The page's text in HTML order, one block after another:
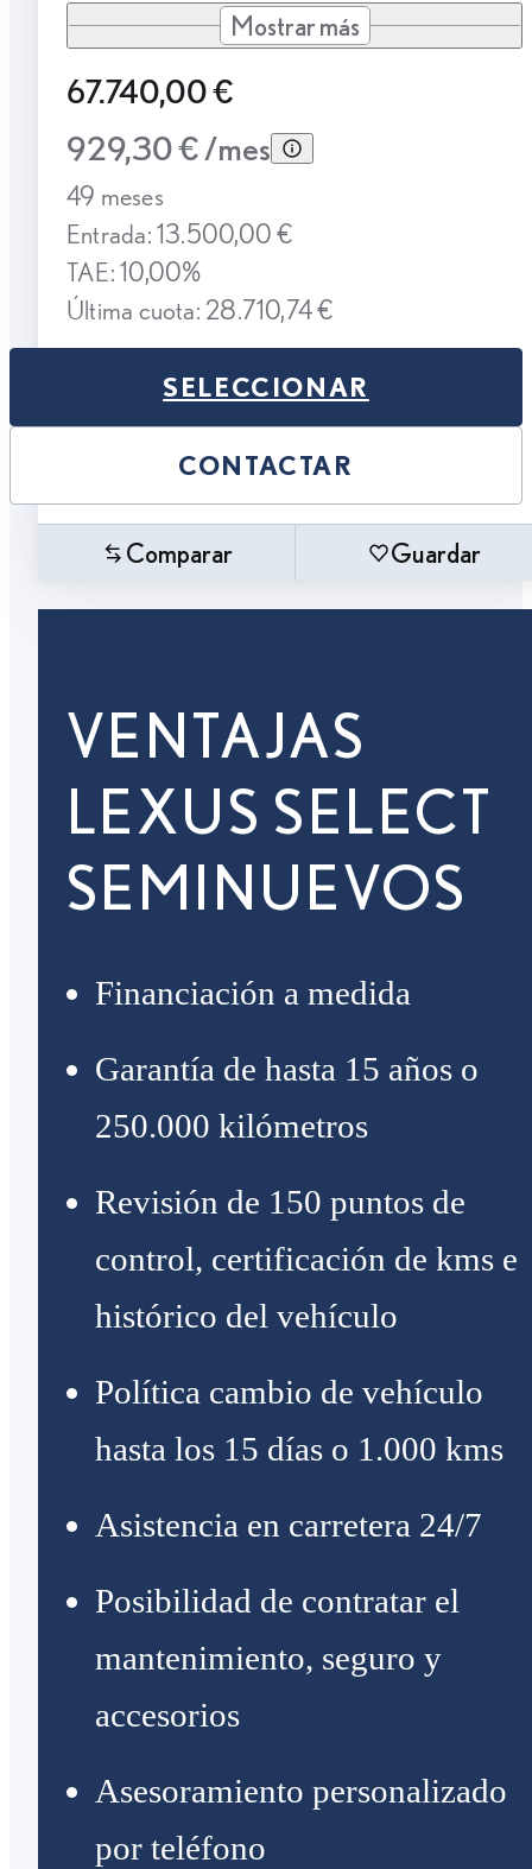
Mostrar más
67.740,00 €
929,30 € /mes
49 meses
Entrada: 13.500,00 €
TAE: 10,00%
Última cuota: 28.710,74 €
SELECCIONAR
CONTACTAR
Comparar Guardar
VENTAJAS
LEXUS SELECT
SEMINUEVOS
Financiación a medida
Garantía de hasta 15 años o
250.000 kilómetros
Revisión de 150 puntos de
control, certificación de kms e
histórico del vehículo
Política cambio de vehículo
hasta los 15 días o 1.000 kms
Asistencia en carretera 24/7
Posibilidad de contratar el
mantenimiento, seguro y
accesorios
Asesoramiento personalizado
por teléfono